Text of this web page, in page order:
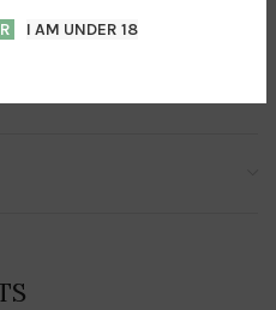
I AM UNDER 18
Dip – Indica